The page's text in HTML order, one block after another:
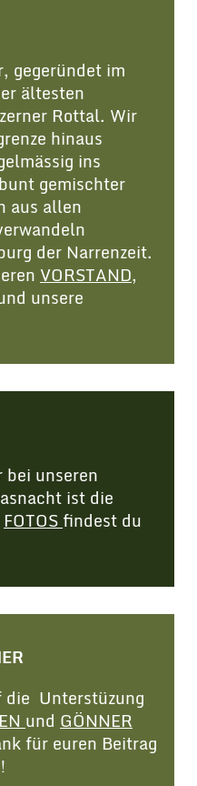
gegeründet im
ältesten
Rottal. Wir
hinaus
ins
gemischter
aus allen
der Narrenzeit.
VORSTAND,
unsere
bei unseren
ist die
FOTOS findest du
die Unterstüzung
und GÖNNER
für euren Beitrag